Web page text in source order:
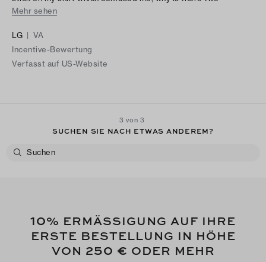
different version of scarf?
Mehr sehen
LG | VA
Incentive-Bewertung
Verfasst auf US-Website
3 von 3
SUCHEN SIE NACH ETWAS ANDEREM?
10% ERMÄSSIGUNG AUF IHRE
ERSTE BESTELLUNG IN HÖHE
VON 250 € ODER MEHR